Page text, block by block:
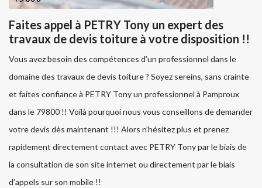
Faites appel à PETRY Tony un expert des
travaux de devis toiture à votre disposition !!
Vous avez besoin des compétences d’un professionnel dans le
domaine des travaux de devis toiture ? Soyez sereins, sans crainte
et faites confiance à PETRY Tony un professionnel à Pamproux
dans le 79800 !! Voilà pourquoi nous vous conseillons de demander
votre devis dès maintenant !!! Alors n’hésitez plus et prenez
rapidement directement contact avec PETRY Tony par le biais de
la consultation de son site internet ou directement par le biais
d’appels sur son mobile !!